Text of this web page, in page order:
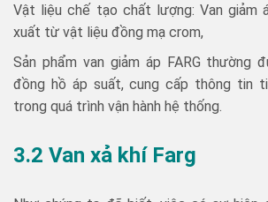
Vật liệu chế tạo chất lượng: Van giảm
xuất từ vật liệu đồng mạ crom,
Sản phẩm van giảm áp FARG thường
đồng hồ áp suất, cung cấp thông tin
trong quá trình vận hành hệ thống.
3.2 Van xả khí Farg